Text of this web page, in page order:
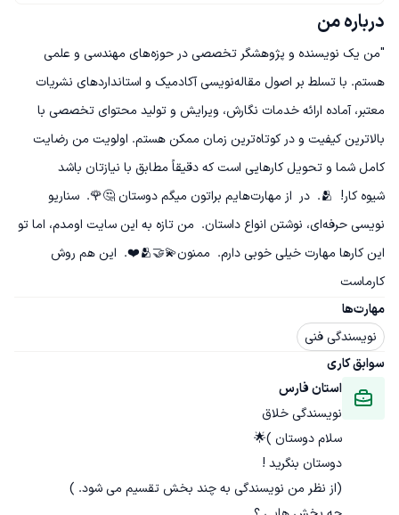
درباره من
"من یک نویسنده و پژوهشگر تخصصی در حوزه‌های مهندسی و علمی
هستم. با تسلط بر اصول مقاله‌نویسی آکادمیک و استانداردهای نشریات
معتبر، آماده ارائه خدمات نگارش، ویرایش و تولید محتوای تخصصی با
بالاترین کیفیت و در کوتاه‌ترین زمان ممکن هستم. اولویت من رضایت
شیوه کار!  🫂.  در  از مهارت‌هایم براتون میگم دوستان 🤔🌹.  سناریو
نویسی حرفه‌ای، نوشتن انواع داستان.  من تازه به این سایت اومدم، اما تو
این کارها مهارت خیلی خوبی دارم.  ممنون💫🤝🫂❤️.  این هم روش
کارماست
مهارت‌ها
نویسندگی فنی
سوابق کاری
استان فارس
نویسندگی خلاق